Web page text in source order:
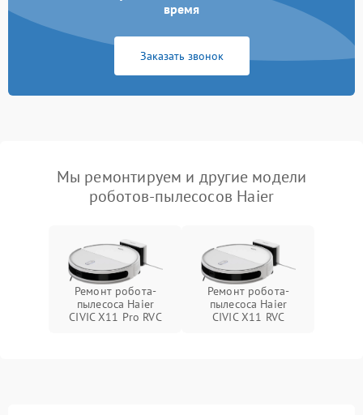
время
Заказать звонок
Мы ремонтируем и другие модели
роботов-пылесосов Haier
Ремонт робота-
пылесоса Haier
CIVIC X11 Pro RVC
Ремонт робота-
пылесоса Haier
CIVIC X11 RVC